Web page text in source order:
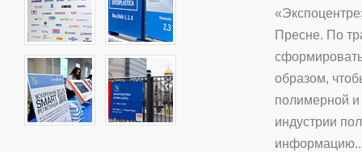
Пресне. По
образом,
полимерной и
индустрии